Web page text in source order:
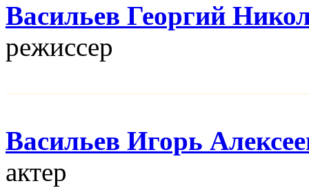
Васильев Георгий
режисcер
Васильев Игорь
актер